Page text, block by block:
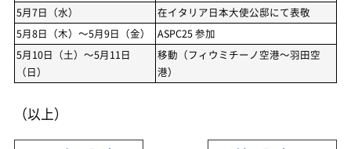
5月7日（水）
在イタリア日本大使公邸にて表敬
5月8日（木）～5月9日（金）
ASPC25 参加
5月10日（土）～5月11日
（日）
移動（フィウミチーノ空港～羽田空
港）
（以上）